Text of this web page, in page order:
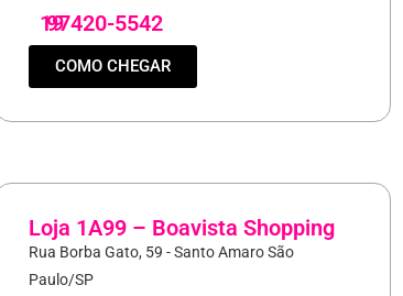
19
97420-5542
COMO CHEGAR
Loja 1A99 – Boavista Shopping
Rua Borba Gato, 59 - Santo Amaro São
Paulo/SP